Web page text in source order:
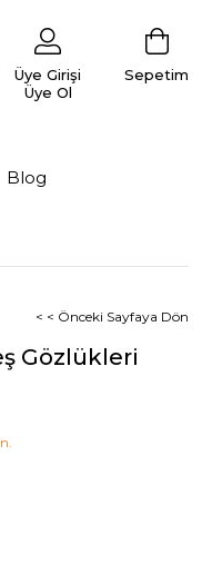
Sepetim
Üye Girişi
Üye Ol
Blog
< < Önceki Sayfaya Dön
Gözlükleri